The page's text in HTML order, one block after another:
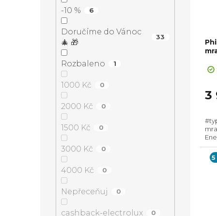
-10 % 6
Doručíme do Vánoc
🎄 🎁
33
Rozbaleno 1
1000 Kč 0
2000 Kč 0
1500 Kč 0
3000 Kč 0
4000 Kč 0
Nepřeceňuj 0
cashback-electrolux 0
3